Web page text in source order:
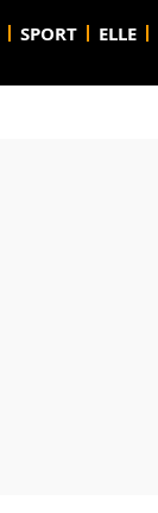
SPORT ELLE